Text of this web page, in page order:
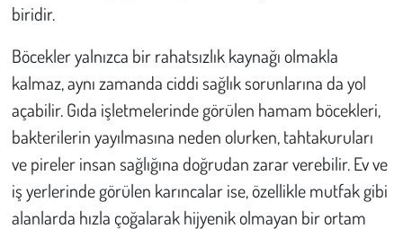
biridir.
Böcekler yalnızca bir rahatsızlık kaynağı olmakla
kalmaz, aynı zamanda ciddi sağlık sorunlarına da yol
açabilir. Gıda işletmelerinde görülen hamam böcekleri,
bakterilerin yayılmasına neden olurken, tahtakuruları
ve pireler insan sağlığına doğrudan zarar verebilir. Ev ve
iş yerlerinde görülen karıncalar ise, özellikle mutfak gibi
alanlarda hızla çoğalarak hijyenik olmayan bir ortam
Galeri
Günün İçinden
Vefat İlanları
Tarih
Hukuk